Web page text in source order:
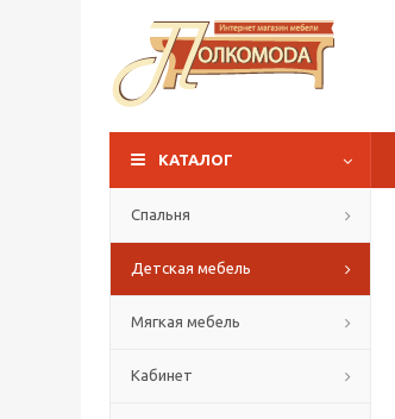
КАТАЛОГ
Спальня
Детская мебель
Мягкая мебель
Кабинет